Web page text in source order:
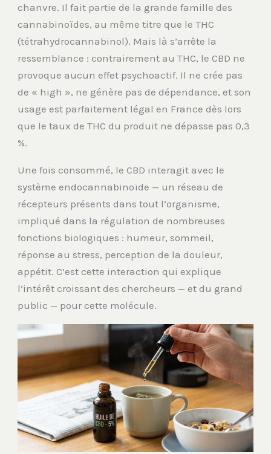
chanvre. Il fait partie de la grande famille des
cannabinoïdes, au même titre que le THC
(tétrahydrocannabinol). Mais là s’arrête la
ressemblance : contrairement au THC, le CBD ne
provoque aucun effet psychoactif. Il ne crée pas
de « high », ne génère pas de dépendance, et son
usage est parfaitement légal en France dès lors
que le taux de THC du produit ne dépasse pas 0,3
%.
Une fois consommé, le CBD interagit avec le
système endocannabinoïde — un réseau de
récepteurs présents dans tout l’organisme,
impliqué dans la régulation de nombreuses
fonctions biologiques : humeur, sommeil,
réponse au stress, perception de la douleur,
appétit. C’est cette interaction qui explique
l’intérêt croissant des chercheurs — et du grand
public — pour cette molécule.